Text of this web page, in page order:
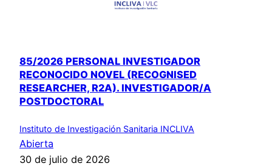
85/2026 PERSONAL INVESTIGADOR
RECONOCIDO NOVEL (RECOGNISED
RESEARCHER, R2A). INVESTIGADOR/A
POSTDOCTORAL
Instituto de Investigación Sanitaria INCLIVA
Abierta
30 de julio de 2026